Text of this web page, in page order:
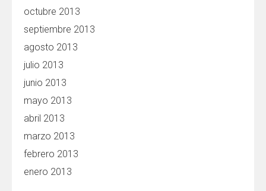
octubre 2013
septiembre 2013
agosto 2013
julio 2013
junio 2013
mayo 2013
abril 2013
marzo 2013
febrero 2013
enero 2013